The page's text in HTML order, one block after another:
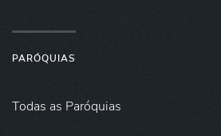
PARÓQUIAS
Todas as Paróquias